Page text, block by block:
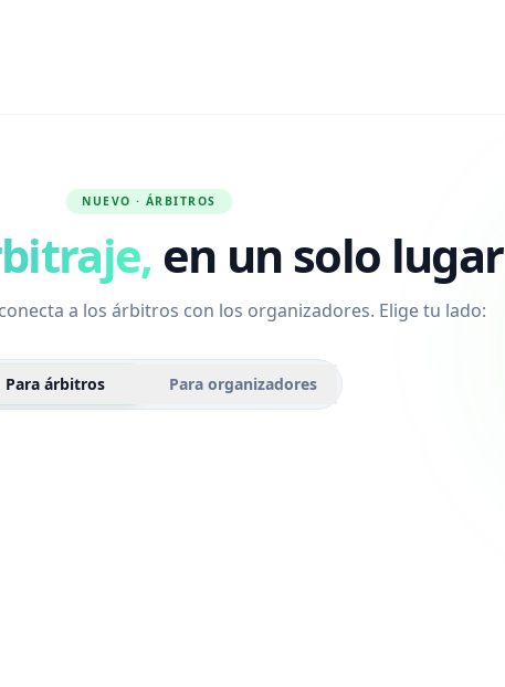
NUEVO · ÁRBITROS
en un solo lugar
a los árbitros con los organizadores. Elige tu lado:
Para árbitros Para organizadores